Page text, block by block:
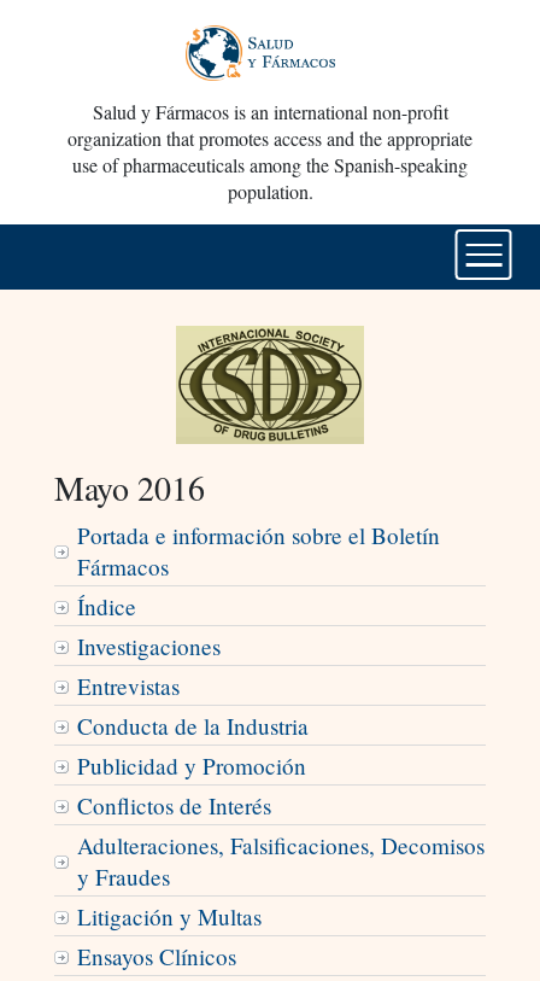
Salud y Fármacos is an international non-profit
organization that promotes access and the appropriate
use of pharmaceuticals among the Spanish-speaking
population.
Mayo 2016
Portada e información sobre el Boletín
Fármacos
Índice
Investigaciones
Entrevistas
Conducta de la Industria
Publicidad y Promoción
Conflictos de Interés
Adulteraciones, Falsificaciones, Decomisos
y Fraudes
Litigación y Multas
Ensayos Clínicos